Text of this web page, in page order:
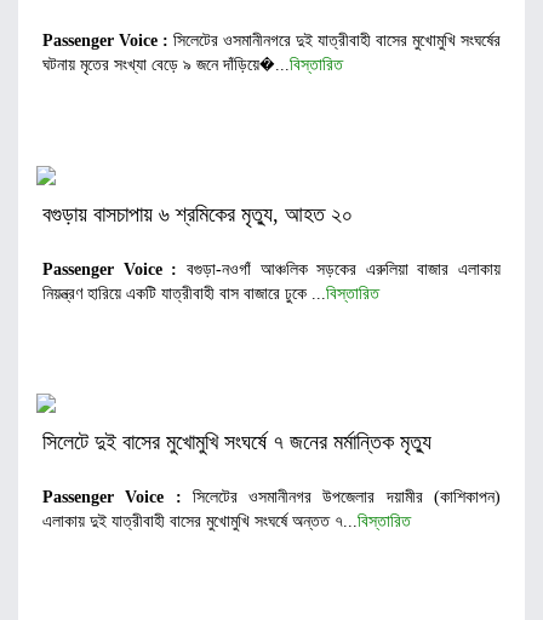
Passenger Voice : সিলেটের ওসমানীনগরে দুই যাত্রীবাহী বাসের মুখোমুখি সংঘর্ষের
ঘটনায় মৃতের সংখ্যা বেড়ে ৯ জনে দাঁড়িয়ে�...বিস্তারিত
বগুড়ায় বাসচাপায় ৬ শ্রমিকের মৃত্যু, আহত ২০
Passenger Voice : বগুড়া-নওগাঁ আঞ্চলিক সড়কের এরুলিয়া বাজার এলাকায়
নিয়ন্ত্রণ হারিয়ে একটি যাত্রীবাহী বাস বাজারে ঢুকে ... বিস্তারিত
সিলেটে দুই বাসের মুখোমুখি সংঘর্ষে ৭ জনের মর্মান্তিক মৃত্যু
Passenger Voice : সিলেটের ওসমানীনগর উপজেলার দয়ামীর (কাশিকাপন)
এলাকায় দুই যাত্রীবাহী বাসের মুখোমুখি সংঘর্ষে অন্তত ৭... বিস্তারিত